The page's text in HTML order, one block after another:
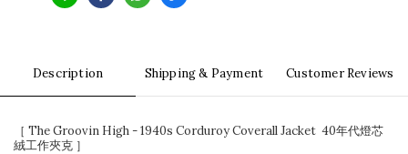
Description Shipping & Payment Customer Reviews
［ The Groovin High - 1940s Corduroy Coverall Jacket 40年代燈芯
絨工作夾克 ］